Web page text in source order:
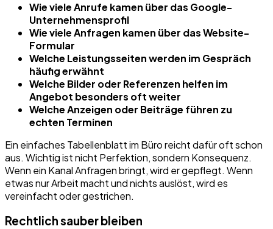
Wie viele Anrufe kamen über das Google-
Unternehmensprofil
Wie viele Anfragen kamen über das Website-
Formular
Welche Leistungsseiten werden im Gespräch
häufig erwähnt
Welche Bilder oder Referenzen helfen im
Angebot besonders oft weiter
Welche Anzeigen oder Beiträge führen zu
echten Terminen
Ein einfaches Tabellenblatt im Büro reicht dafür oft schon
aus. Wichtig ist nicht Perfektion, sondern Konsequenz.
Wenn ein Kanal Anfragen bringt, wird er gepflegt. Wenn
etwas nur Arbeit macht und nichts auslöst, wird es
vereinfacht oder gestrichen.
Rechtlich sauber bleiben